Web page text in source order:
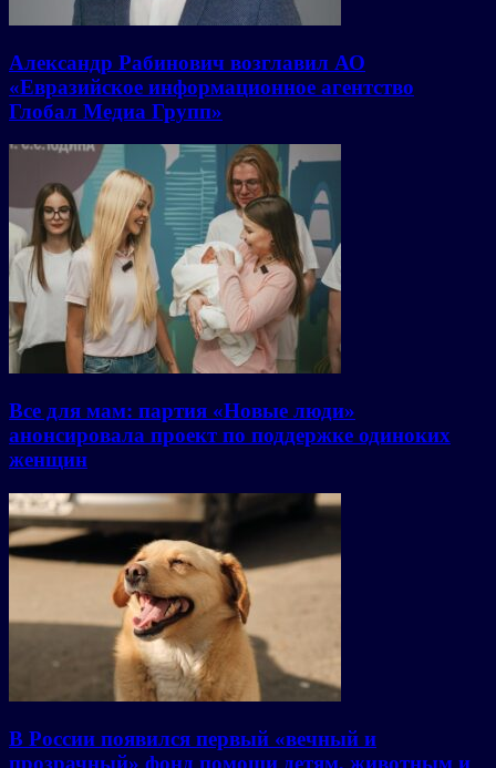
Александр Рабинович возглавил АО
«Евразийское информационное агентство
Глобал Медиа Групп»
Все для мам: партия «Новые люди»
анонсировала проект по поддержке одиноких
женщин
В России появился первый «вечный и
прозрачный» фонд помощи детям, животным и